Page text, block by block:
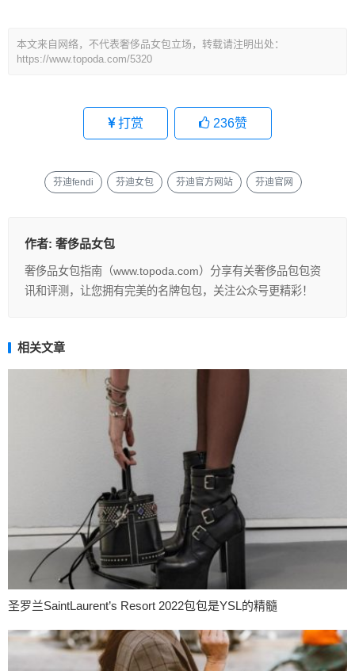
本文来自网络，不代表奢侈品女包立场，转载请注明出处：
https://www.topoda.com/5320
打赏 236赞
芬迪fendi 芬迪女包 芬迪官方网站 芬迪官网
作者: 奢侈品女包
奢侈品女包指南（www.topoda.com）分享有关奢侈品包包资
讯和评测，让您拥有完美的名牌包包，关注公众号更精彩！
相关文章
圣罗兰SaintLaurent’s Resort 2022包包是YSL的精髓